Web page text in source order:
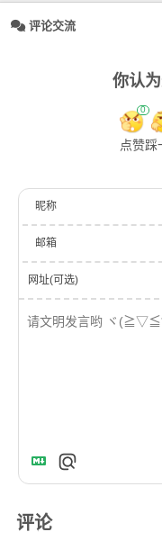
评论交流
你认
0
点赞踩
昵称
邮箱
网址(可选)
评论